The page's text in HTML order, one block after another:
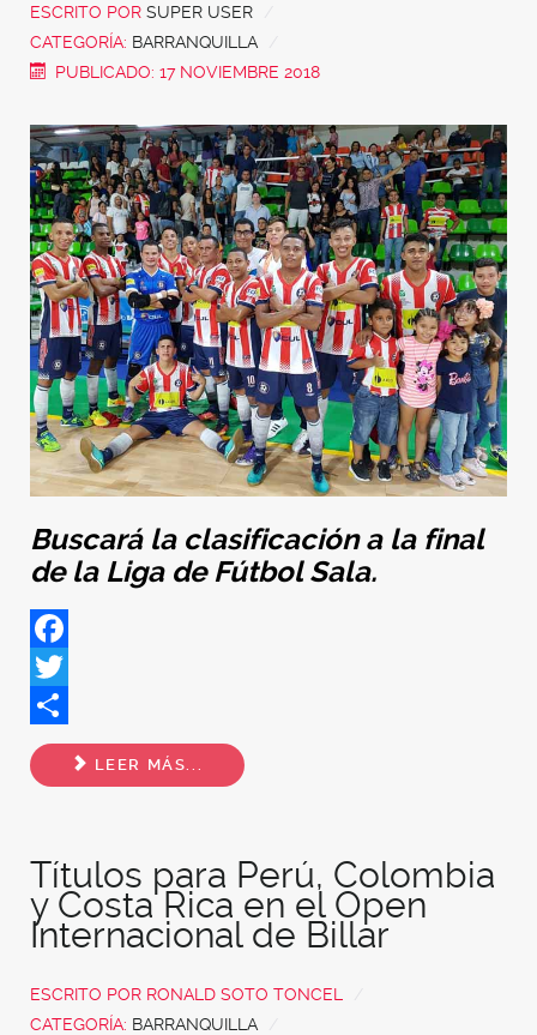
ESCRITO POR SUPER USER
CATEGORÍA: BARRANQUILLA
PUBLICADO: 17 NOVIEMBRE 2018
Buscará la clasificación a la final
de la Liga de Fútbol Sala.
Facebook
Twitter
Share
LEER MÁS...
Títulos para Perú, Colombia
y Costa Rica en el Open
Internacional de Billar
ESCRITO POR RONALD SOTO TONCEL
CATEGORÍA: BARRANQUILLA